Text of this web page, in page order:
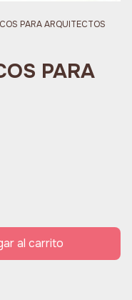
PARA ARQUITECTOS
PARA